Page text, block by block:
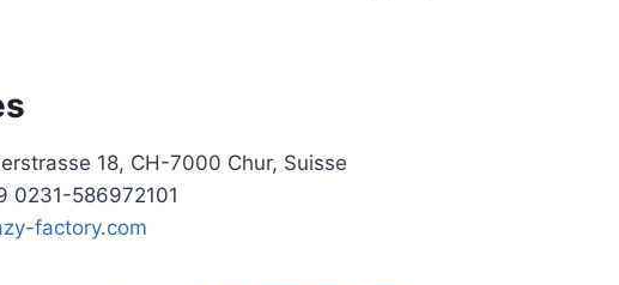
18, CH-7000 Chur, Suisse
0231-586972101
factory.com